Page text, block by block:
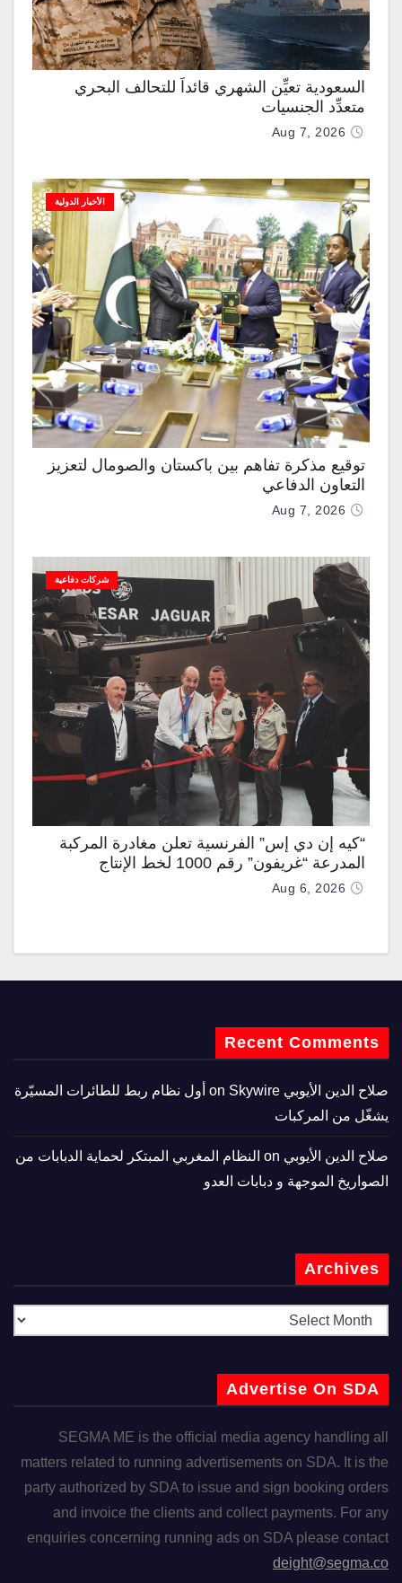
السعودية تعيِّن الشهري قائداً للتحالف البحري
متعدِّد الجنسيات
Aug 7, 2026
الأخبار الدولية
توقيع مذكرة تفاهم بين باكستان والصومال لتعزيز
التعاون الدفاعي
Aug 7, 2026
شركات دفاعية
“كيه إن دي إس” الفرنسية تعلن مغادرة المركبة
المدرعة “غريفون” رقم 1000 لخط الإنتاج
Aug 6, 2026
Recent Comments
صلاح الدين الأيوبي
Skywire أول نظام ربط للطائرات المسيّرة
يشغّل من المركبات
صلاح الدين الأيوبي
النظام المغربي المبتكر لحماية الدبابات من
الصواريخ الموجهة و دبابات العدو
Archives
Advertise On SDA
SEGMA ME is the official media agency handling all
matters related to running advertisements on SDA. It is the
party authorized by SDA to issue and sign booking orders
and invoice the clients and collect payments. For any
enquiries concerning running ads on SDA please contact
deight@segma.co